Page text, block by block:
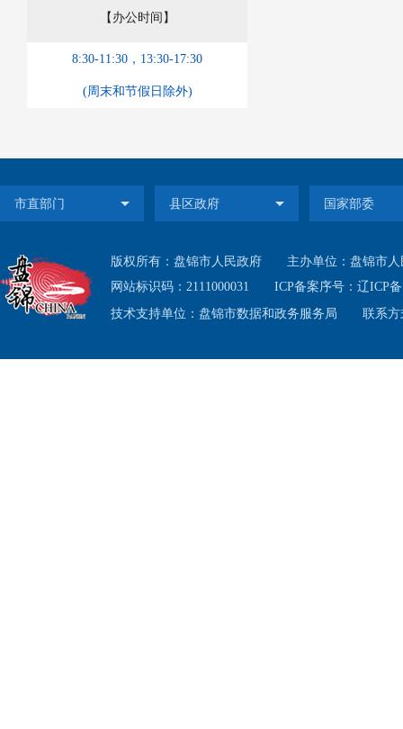
【办公时间】
8:30-11:30，13:30-17:30
(周末和节假日除外)
版权所有：盘锦市人民政府
主办单位：盘锦市
网站标识码：2111000031
ICP备案序号： 辽ICP
技术支持单位：盘锦市数据和政务服务局
联系方